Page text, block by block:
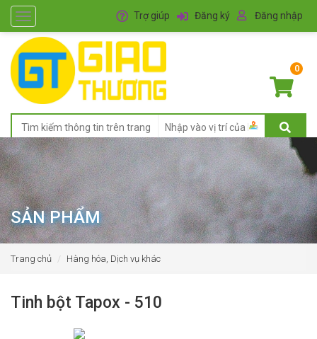
0
Toggle
navigation
Trợ giúp Đăng ký Đăng nhập
SẢN PHẨM
Trang chủ Hàng hóa, Dịch vụ khác
Tinh bột Tapox - 510